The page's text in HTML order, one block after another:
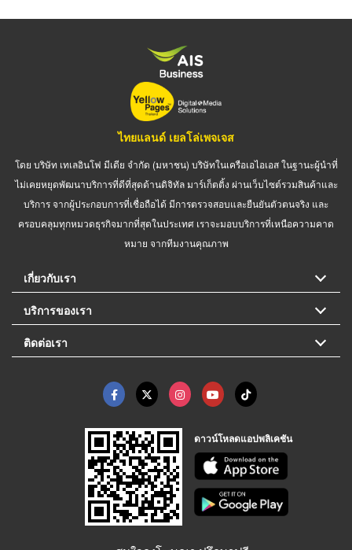
ไทยแลนด์ เยลโล่เพจเจส
โดย บริษัท เทเลอินโฟ มีเดีย จำกัด (มหาชน) บริษัทในเครือเอไอเอส ในฐานะผู้นำที่
ไม่เคยหยุดพัฒนาบริการที่ดีที่สุดด้านดิจิทัล มาร์เก็ตติ้ง ผ่านเว็บไซต์รวมสินค้าและ
บริการ จากผู้ประกอบการที่เชื่อถือได้ มีการตรวจสอบและยืนยันตัวตนจริง และ
ครอบคลุมทุกหมวดธุรกิจมากที่สุดในประเทศ เราจะมอบบริการที่เหนือความคาด
หมาย จากทีมงานคุณภาพ
เกี่ยวกับเรา
บริการของเรา
ติดต่อเรา
ดาวน์โหลดแอปพลิเคชัน